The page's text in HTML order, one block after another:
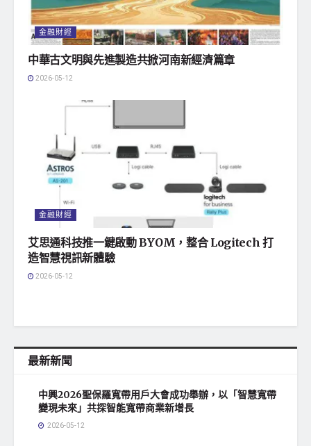
金融財經
中華古文明與先進製造共掀河南新經濟篇章
2026-05-12
金融財經
艾思通科技推一鍵啟動 BYOM，整合 Logitech 打
造智慧視訊新體驗
2026-05-12
最新新聞
中興2026聖保羅寬帶用戶大會成功舉辦，以「智慧寬帶
變現未來」共探智能寬帶商業新增長
2026-05-12